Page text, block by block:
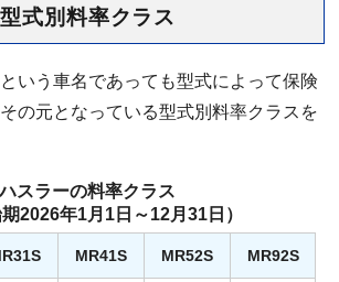
式別料率クラス
いう車名であっても型式によって保険
の元となっている型式別料率クラスを
ハスラーの料率クラス
期2026年1月1日～12月31日）
MR41S MR52S MR92S